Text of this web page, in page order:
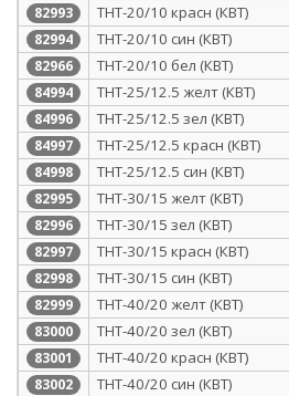
82993 ТНТ-20/10 красн (КВТ)
82994 ТНТ-20/10 син (КВТ)
82966 ТНТ-20/10 бел (КВТ)
84994 ТНТ-25/12.5 желт (КВТ)
84996 ТНТ-25/12.5 зел (КВТ)
84997 ТНТ-25/12.5 красн (КВТ)
84998 ТНТ-25/12.5 син (КВТ)
82995 ТНТ-30/15 желт (КВТ)
82996 ТНТ-30/15 зел (КВТ)
82997 ТНТ-30/15 красн (КВТ)
82998 ТНТ-30/15 син (КВТ)
82999 ТНТ-40/20 желт (КВТ)
83000 ТНТ-40/20 зел (КВТ)
83001 ТНТ-40/20 красн (КВТ)
83002 ТНТ-40/20 син (КВТ)